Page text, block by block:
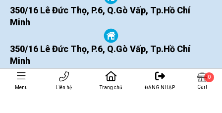
Menu Liên hệ Trang chủ ĐĂNG NHẬP
0
Cart
350/16 Lê Đức Thọ, P.6, Q.Gò Vấp, Tp.Hồ Chí
Minh
350/16 Lê Đức Thọ, P.6, Q.Gò Vấp, Tp.Hồ Chí
Minh